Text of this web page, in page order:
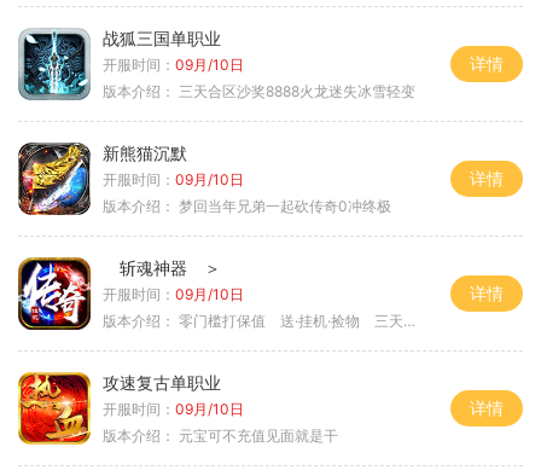
战狐三国单职业
开服时间： 09月/10日
版本介绍： 三天合区沙奖8888火龙迷失冰雪轻变
详情
新熊猫沉默
开服时间： 09月/10日
版本介绍： 梦回当年兄弟一起砍传奇0冲终极
详情
斩魂神器 ＞
开服时间： 09月/10日
版本介绍： 零门槛打保值 送·挂机·捡物 三天合区＞
详情
攻速复古单职业
开服时间： 09月/10日
版本介绍： 元宝可不充值见面就是干
详情